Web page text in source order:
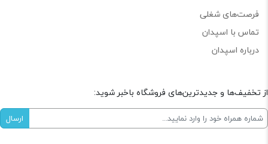
فرصت‌های شغلی
تماس با اسپدان
درباره اسپدان
از تخفیف‌ها و جدیدترین‌های فروشگاه باخبر شوید: